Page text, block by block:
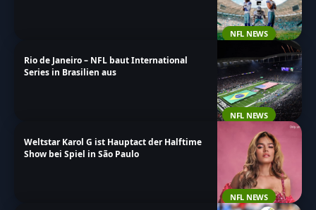
NFL NEWS
NFL NEWS
Rio de Janeiro – NFL baut International
Series in Brasilien aus
NFL NEWS
Weltstar Karol G ist Hauptact der Halftime
Show bei Spiel in São Paulo